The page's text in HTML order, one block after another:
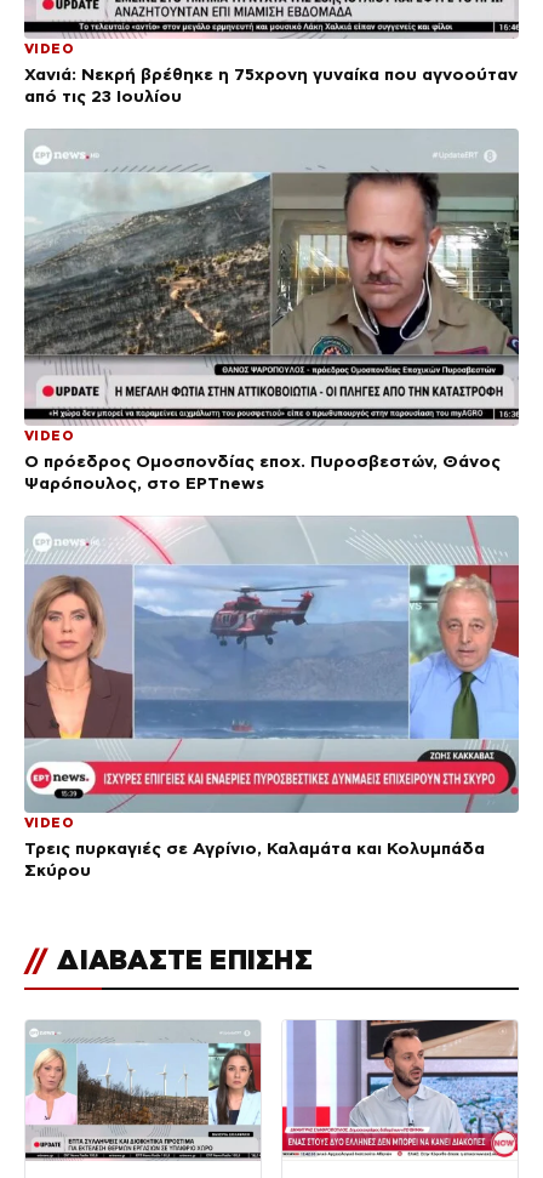
VIDEO
Χανιά: Νεκρή βρέθηκε η 75χρονη γυναίκα που αγνοούταν
από τις 23 Ιουλίου
VIDEO
Ο πρόεδρος Ομοσπονδίας εποχ. Πυροσβεστών, Θάνος
Ψαρόπουλος, στο ΕΡΤnews
VIDEO
Τρεις πυρκαγιές σε Αγρίνιο, Καλαμάτα και Κολυμπάδα
Σκύρου
// ΔΙΑΒΑΣΤΕ ΕΠΙΣΗΣ